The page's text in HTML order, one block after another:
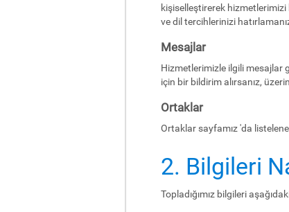
kişiselleştirerek hizmetlerimizi
ve dil tercihlerinizi
Mesajlar
Hizmetlerimizle ilgili mesajlar
için bir bildirim alırsanız,
Ortaklar
Ortaklar sayfamız 'da
2. Bilgileri
Topladığımız bilgileri